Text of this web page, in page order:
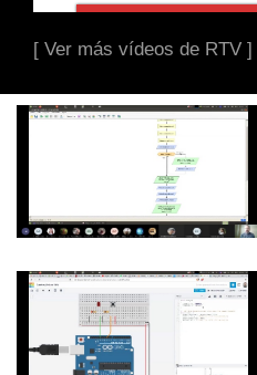
[ Ver más vídeos de RTV ]